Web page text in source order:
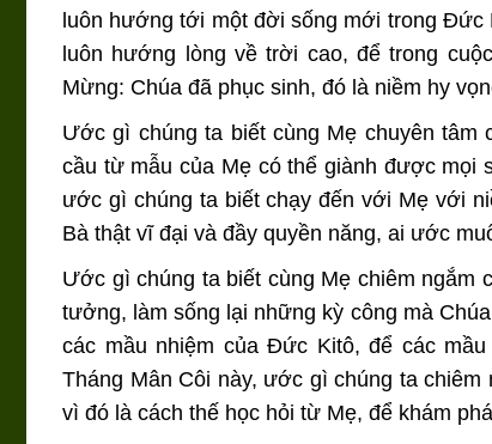
luôn hướng tới một đời sống mới trong Đức
luôn hướng lòng về trời cao, để trong
Mừng: Chúa đã phục sinh, đó là niềm hy
Ước gì chúng ta biết cùng Mẹ chuyên tâm
cầu từ mẫu của Mẹ có thể giành được mọi
ước gì chúng ta biết chạy đến với Mẹ với
Bà thật vĩ đại và đầy quyền năng, ai ước
Ước gì chúng ta biết cùng Mẹ chiêm ngắm
tưởng, làm sống lại những kỳ công mà
các mầu nhiệm của Đức Kitô, để các
Tháng Mân Côi này, ước gì chúng ta chiêm
vì đó là cách thế học hỏi từ Mẹ, để khám